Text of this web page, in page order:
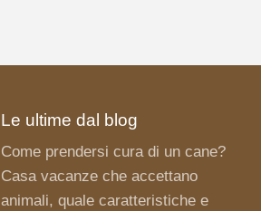
Le ultime dal blog
Come prendersi cura di un cane?
Casa vacanze che accettano
animali, quale caratteristiche e